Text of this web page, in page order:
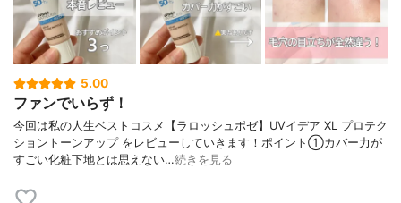
5.00
ファンでいらず！
今回は私の人生ベストコスメ【ラロッシュポゼ】UVイデア XL プロテク
ショントーンアップ をレビューしていきます！ポイント①カバー力が
すごい化粧下地とは思えない…続きを見る